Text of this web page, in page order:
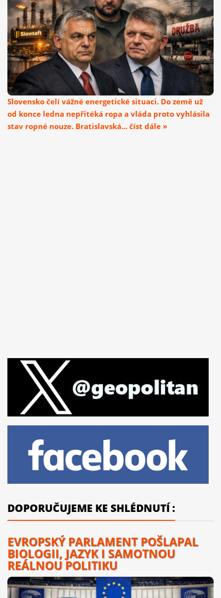
Slovensko čelí vážné energetické situaci. Do země už
od konce ledna nepřitéká ropa a vláda proto vyhlásila
stav ropné nouze. Bratislavská... číst dále »
DOPORUČUJEME KE SHLÉDNUTÍ :
EVROPSKÝ PARLAMENT POŠLAPAL
BIOLOGII, JAZYK I SAMOTNOU
REÁLNOU POLITIKU